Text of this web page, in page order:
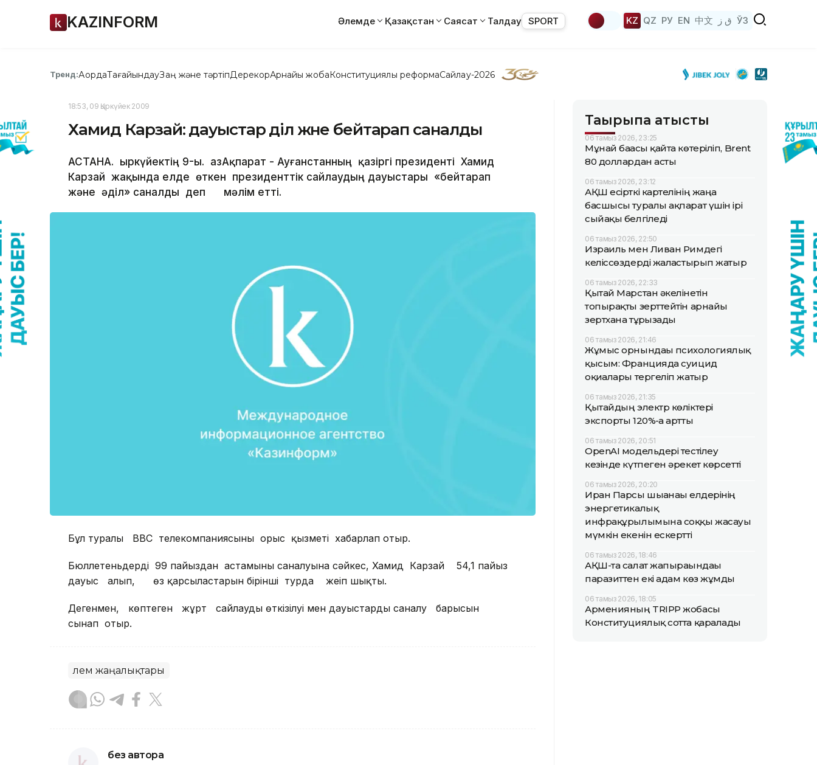
KAZINFORM Әлемде Қазақстан Саясат Талдау SPORT KZ QZ РУ EN 中文 ق ز ЎЗ
Тренд:АқордаТағайындауЗаң және тәртіпДерекқорАрнайы жобаКонституциялық реформаСайлау-2026
18:53, 09 Қыркүйек 2009
Хамид Карзай: дауыстар әділ және бейтарап саналды
АСТАНА. Қыркүйектің 9-ы. ҚазАқпарат - Ауғанстанның қазіргі президенті Хамид
Карзай жақында елде өткен президенттік сайлаудың дауыстары «бейтарап
және әділ» саналды деп мәлім етті.
Бұл туралы ВВС телекомпаниясының орыс қызметі хабарлап отыр.
Бюллетеньдердің 99 пайыздан астамының саналуына сәйкес, Хамид Карзай 54,1 пайыз
дауыс алып, өз қарсыластарын бірінші турда жеңіп шықты.
Дегенмен, көптеген жұрт сайлаудың өткізілуі мен дауыстардың саналу барысын
сынап отыр.
Әлем жаңалықтары
без автора
Тақырыпқа қатысты
06 тамыз 2026, 23:25
Мұнай бағасы қайта көтеріліп, Brent
80 доллардан асты
06 тамыз 2026, 23:12
АҚШ есірткі картелінің жаңа
басшысы туралы ақпарат үшін ірі
сыйақы белгіледі
06 тамыз 2026, 22:50
Израиль мен Ливан Римдегі
келіссөздерді жалғастырып жатыр
06 тамыз 2026, 22:33
Қытай Марстан әкелінетін
топырақты зерттейтін арнайы
зертхана тұрғызады
06 тамыз 2026, 21:46
Жұмыс орнындағы психологиялық
қысым: Францияда суицид
оқиғалары тергеліп жатыр
06 тамыз 2026, 21:35
Қытайдың электр көліктері
экспорты 120%-ға артты
06 тамыз 2026, 20:51
OpenAI модельдері тестілеу
кезінде күтпеген әрекет көрсетті
06 тамыз 2026, 20:20
Иран Парсы шығанағы елдерінің
энергетикалық
инфрақұрылымына соққы жасауы
мүмкін екенін ескертті
06 тамыз 2026, 18:46
АҚШ-та салат жапырағындағы
паразиттен екі адам көз жұмды
06 тамыз 2026, 18:05
Арменияның TRIPP жобасы
Конституциялық сотта қаралады